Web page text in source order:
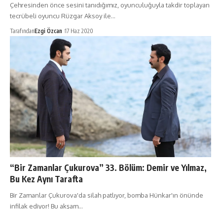
Çehresinden önce sesini tanıdığımız, oyunculuğuyla takdir toplayan
tecrübeli oyuncu Rüzgar Aksoy ile…
TarafındanEzgi Özcan 17 Haz 2020
“Bir Zamanlar Çukurova” 33. Bölüm: Demir ve Yılmaz,
Bu Kez Aynı Tarafta
Bir Zamanlar Çukurova'da silah patlıyor, bomba Hünkar'ın önünde
infilak ediyor! Bu akşam…